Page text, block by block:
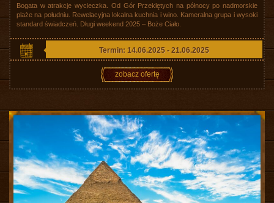
Bogata w atrakcje wycieczka. Od Gór Przeklętych na północy po nadmorskie
plaże na południu. Rewelacyjna lokalna kuchnia i wino. Kameralna grupa i wysoki
standard świadczeń. Długi weekend 2025 – Boże Ciało.
Termin: 14.06.2025 - 21.06.2025
zobacz ofertę